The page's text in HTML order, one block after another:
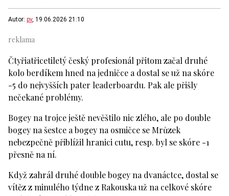
Autor: pv, 19.06.2026 21:10
Čtyřiatřicetiletý český profesionál přitom začal druhé
kolo berdíkem hned na jedničce a dostal se už na skóre
-5 do nejvyšších pater leaderboardu. Pak ale přišly
nečekané problémy.
Bogey na trojce ještě nevěštilo nic zlého, ale po double
bogey na šestce a bogey na osmičce se Mrůzek
nebezpečně přiblížil hranici cutu, resp. byl se skóre -1
přesně na ní.
Když zahrál druhé double bogey na dvanáctce, dostal se
vítěz z minulého týdne z Rakouska už na celkové skóre